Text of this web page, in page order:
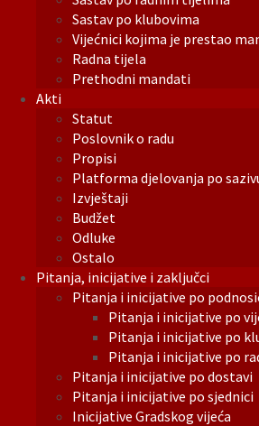
Sastav po klubovima
Vijećnici kojima je prestao
Radna tijela
Prethodni mandati
Akti
Statut
Poslovnik o radu
Propisi
Platforma djelovanja po
Izvještaji
Budžet
Odluke
Ostalo
Pitanja, inicijative i zaključci
Pitanja i inicijative po
Pitanja i inicijative po
Pitanja i inicijative po
Pitanja i inicijative po
Pitanja i inicijative po dostavi
Pitanja i inicijative po sjednici
Inicijative Gradskog vijeća